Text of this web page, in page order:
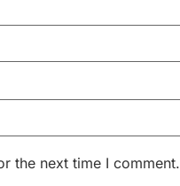
the next time I comment.